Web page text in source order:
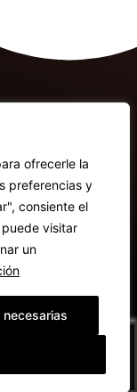
ofrecerle la
preferencias y
consiente el
visitar
un
por